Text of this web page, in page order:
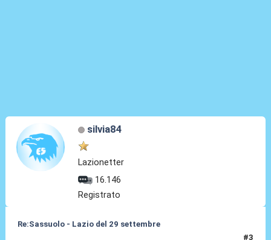
silvia84
Lazionetter
16.146
Registrato
Re:Sassuolo - Lazio del 29 settembre
#3